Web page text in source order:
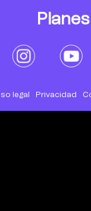
Planes
legal Privacidad